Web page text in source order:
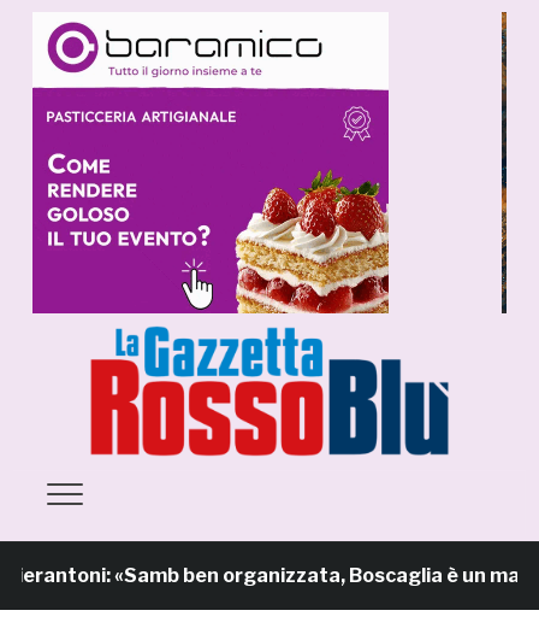
«Samb ben organizzata, Boscaglia è un